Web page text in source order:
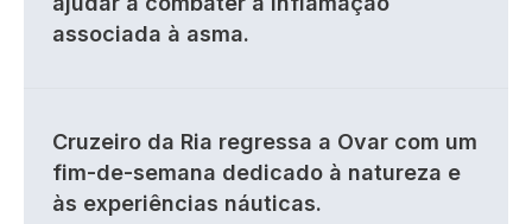
associada à asma.
Cruzeiro da Ria regressa a Ovar com um
fim-de-semana dedicado à natureza e
às experiências náuticas.